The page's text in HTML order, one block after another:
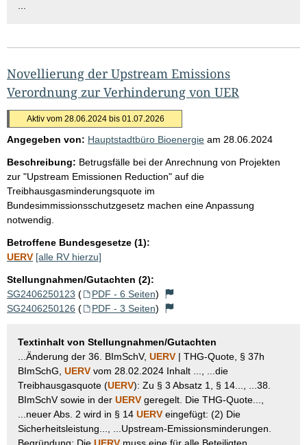
Novellierung der Upstream Emissions
Verordnung zur Verhinderung von UER
Aktiv vom 28.06.2024 bis 01.07.2026
Angegeben von: Hauptstadtbüro Bioenergie am 28.06.2024
Beschreibung: Betrugsfälle bei der Anrechnung von Projekten
zur "Upstream Emissionen Reduction" auf die
Treibhausgasminderungsquote im
Bundesimmissionsschutzgesetz machen eine Anpassung
notwendig.
Betroffene Bundesgesetze (1):
UERV [alle RV hierzu]
Stellungnahmen/Gutachten (2):
SG2406250123 ( PDF - 6 Seiten)
SG2406250126 ( PDF - 3 Seiten)
Textinhalt von Stellungnahmen/Gutachten
...Änderung der 36. BImSchV, UERV | THG-Quote, § 37h
BImSchG, UERV vom 28.02.2024 Inhalt ..., ...die
Treibhausgasquote (UERV): Zu § 3 Absatz 1, § 14..., ...38.
BImSchV sowie in der UERV geregelt. Die THG-Quote...,
...neuer Abs. 2 wird in § 14 UERV eingefügt: (2) Die
Sicherheitsleistung..., ...Upstream-Emissionsminderungen.
Begründung: Die UERV muss eine für alle Beteiligten...,